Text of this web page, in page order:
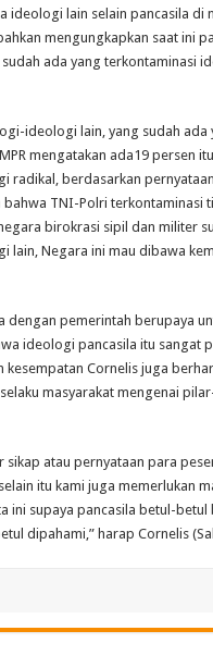
ideologi lain selain pancasila di
mengungkapkan saat ini
ada yang terkontaminasi
ideologi lain, yang sudah ada
mengatakan ada19 persen itu
radikal, berdasarkan
bahwa TNI-Polri terkontaminasi
birokrasi sipil dan militer
lain, Negara ini mau dibawa
dengan pemerintah berupaya
ideologi pancasila itu sangat
kesempatan Cornelis juga
masyarakat mengenai
sikap atau pernyataan para
itu kami juga memerlukan
ini supaya pancasila betul-betul
dipahami,” harap Cornelis